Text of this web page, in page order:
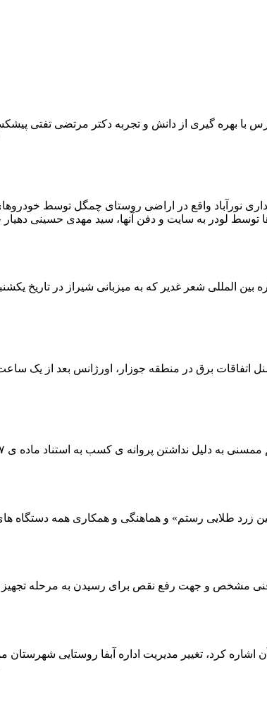
نورآباد واقع در اراضی روستای چمگل توسط
المللی شعر غدیر که به میزبانی شیراز در تاریخ
اتفاقات برق در منطقه جوزار، اورژانس بعد از یک
پیش نیز خبر نوراباد به آن اشاره کرد، تغییر مدیریت اداره آبفا